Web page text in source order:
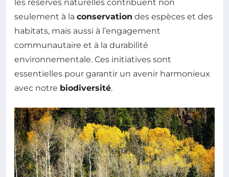
les réserves naturelles contribuent non
seulement à la conservation des espèces et des
habitats, mais aussi à l’engagement
communautaire et à la durabilité
environnementale. Ces initiatives sont
essentielles pour garantir un avenir harmonieux
avec notre biodiversité.